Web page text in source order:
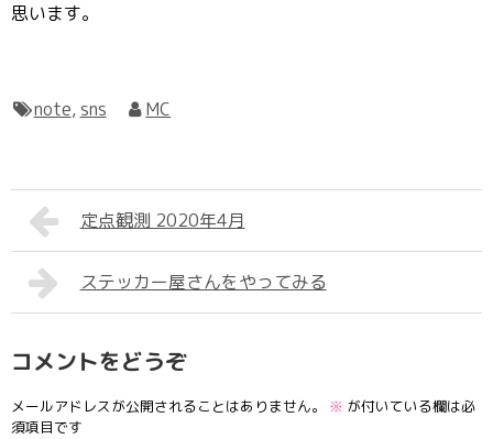
思います。
note,sns MC
定点観測 2020年4月
ステッカー屋さんをやってみる
コメントをどうぞ
メールアドレスが公開されることはありません。 ※ が付いている欄は必
須項目です